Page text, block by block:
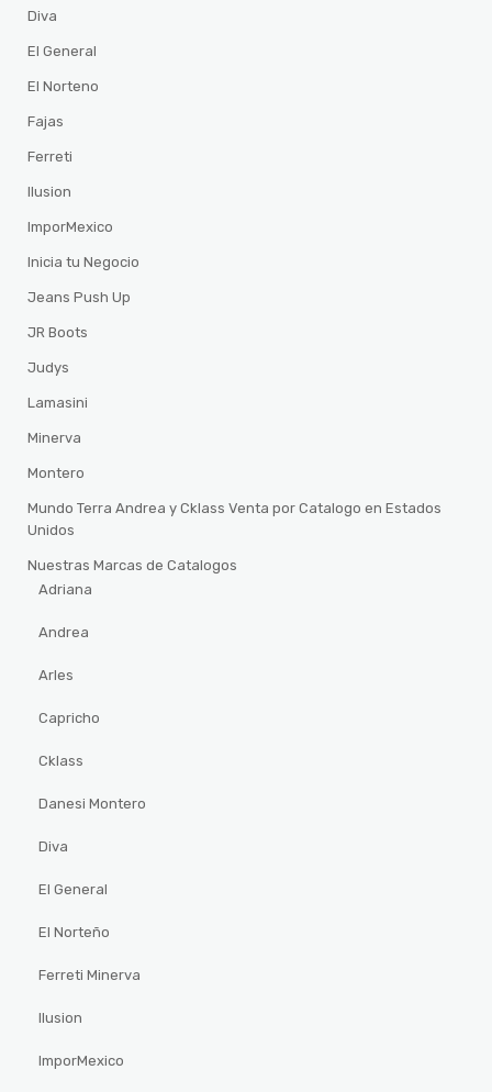
Diva
El General
El Norteno
Fajas
Ferreti
Ilusion
ImporMexico
Inicia tu Negocio
Jeans Push Up
JR Boots
Judys
Lamasini
Minerva
Montero
Mundo Terra Andrea y Cklass Venta por Catalogo en Estados
Unidos
Nuestras Marcas de Catalogos
Adriana
Andrea
Arles
Capricho
Cklass
Danesi Montero
Diva
El General
El Norteño
Ferreti Minerva
Ilusion
ImporMexico